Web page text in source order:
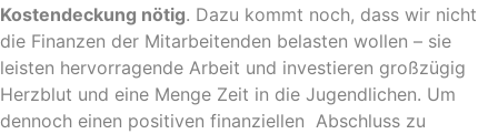
Kostendeckung nötig. Dazu kommt noch, dass wir nicht
die Finanzen der Mitarbeitenden belasten wollen – sie
leisten hervorragende Arbeit und investieren großzügig
Herzblut und eine Menge Zeit in die Jugendlichen. Um
dennoch einen positiven finanziellen Abschluss zu